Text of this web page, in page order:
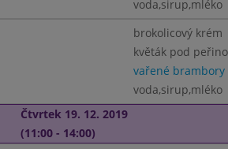
voda,sirup,mléko
brokolicový krém
květák pod
vařené brambory
voda,sirup,mléko
Čtvrtek 19. 12. 2019
(11:00 - 14:00)